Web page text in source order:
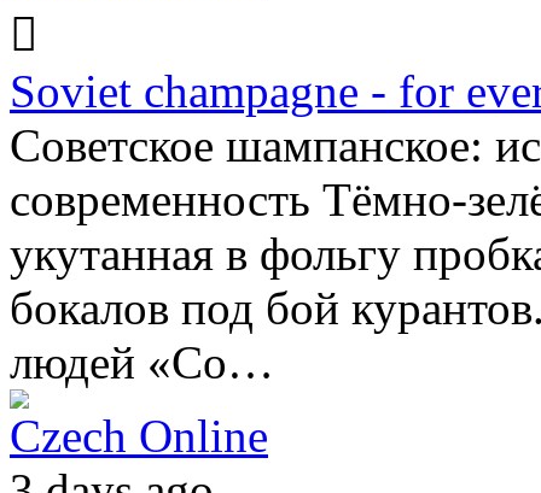
Soviet champagne - for
Советское шампанское:
современность Тёмно-
укутанная в фольгу
бокалов под бой
людей «Со…
Czech Online